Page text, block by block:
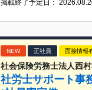
掲載終了予定日：
NEW 正社員 面接情報
社会保険労務士法人西
社労士サポート事